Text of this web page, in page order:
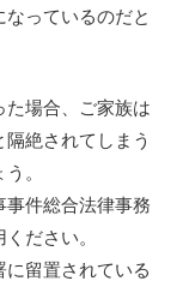
っているのだと
た場合、ご家族は
絶されてしまう
。
件総合法律事務
ださい。
に留置されている